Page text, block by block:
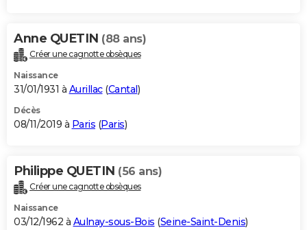
Anne QUETIN (88 ans)
Créer une cagnotte obsèques
Naissance
31/01/1931 à Aurillac(Cantal)
Décès
08/11/2019 à Paris (Paris)
Philippe QUETIN (56 ans)
Créer une cagnotte obsèques
Naissance
03/12/1962 à Aulnay-sous-Bois (Seine-Saint-Denis)